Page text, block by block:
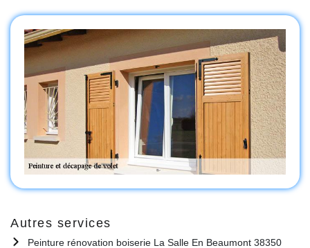
Autres services
Peinture rénovation boiserie La Salle En Beaumont 38350